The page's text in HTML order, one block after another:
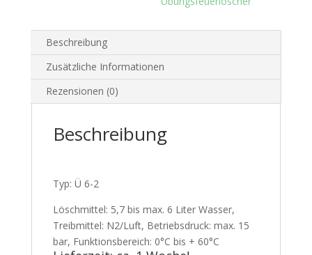
Beschreibung
Zusätzliche Informationen
Rezensionen (0)
Beschreibung
Typ: Ü 6-2
Löschmittel: 5,7 bis max. 6 Liter Wasser,
Treibmittel: N2/Luft, Betriebsdruck: max. 15
bar, Funktionsbereich: 0°C bis + 60°C